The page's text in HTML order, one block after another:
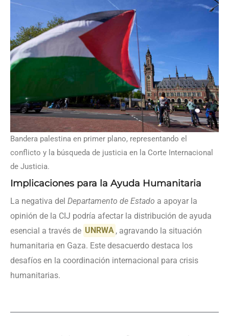
Bandera palestina en primer plano, representando el
conflicto y la búsqueda de justicia en la Corte Internacional
de Justicia.
Implicaciones para la Ayuda Humanitaria
La negativa del Departamento de Estado a apoyar la
opinión de la CIJ podría afectar la distribución de ayuda
esencial a través de UNRWA , agravando la situación
humanitaria en Gaza. Este desacuerdo destaca los
desafíos en la coordinación internacional para crisis
humanitarias.